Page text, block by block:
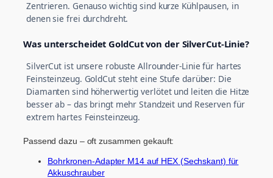
Zentrieren. Genauso wichtig sind kurze Kühlpausen, in
denen sie frei durchdreht.
Was unterscheidet GoldCut von der SilverCut-Linie?
SilverCut ist unsere robuste Allrounder-Linie für hartes
Feinsteinzeug. GoldCut steht eine Stufe darüber: Die
Diamanten sind höherwertig verlötet und leiten die Hitze
besser ab – das bringt mehr Standzeit und Reserven für
extrem hartes Feinsteinzeug.
Passend dazu – oft zusammen gekauft:
Bohrkronen-Adapter M14 auf HEX (Sechskant) für
Akkuschrauber